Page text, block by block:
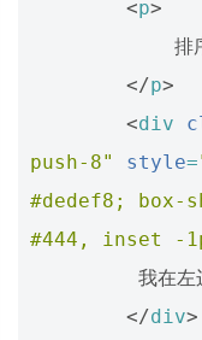
<p>
</p>
<div
push-8"
style=
#dedef8; box-
#444, inset -
</div>